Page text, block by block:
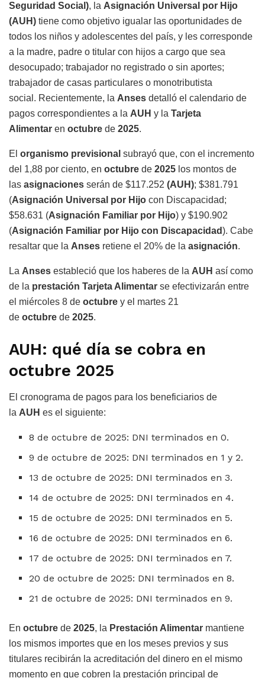
Seguridad Social), la Asignación Universal por Hijo
(AUH) tiene como objetivo igualar las oportunidades de
todos los niños y adolescentes del país, y les corresponde
a la madre, padre o titular con hijos a cargo que sea
desocupado; trabajador no registrado o sin aportes;
trabajador de casas particulares o monotributista
social. Recientemente, la Anses detalló el calendario de
pagos correspondientes a la AUH y la Tarjeta
Alimentar en octubre de 2025.
El organismo previsional subrayó que, con el incremento
del 1,88 por ciento, en octubre de 2025 los montos de
las asignaciones serán de $117.252 (AUH); $381.791
(Asignación Universal por Hijo con Discapacidad;
$58.631 (Asignación Familiar por Hijo) y $190.902
(Asignación Familiar por Hijo con Discapacidad). Cabe
resaltar que la Anses retiene el 20% de la asignación.
La Anses estableció que los haberes de la AUH así como
de la prestación Tarjeta Alimentar se efectivizarán entre
el miércoles 8 de octubre y el martes 21
de octubre de 2025.
AUH: qué día se cobra en
octubre 2025
El cronograma de pagos para los beneficiarios de
la AUH es el siguiente:
8 de octubre de 2025: DNI terminados en 0.
9 de octubre de 2025: DNI terminados en 1 y 2.
13 de octubre de 2025: DNI terminados en 3.
14 de octubre de 2025: DNI terminados en 4.
15 de octubre de 2025: DNI terminados en 5.
16 de octubre de 2025: DNI terminados en 6.
17 de octubre de 2025: DNI terminados en 7.
20 de octubre de 2025: DNI terminados en 8.
21 de octubre de 2025: DNI terminados en 9.
En octubre de 2025, la Prestación Alimentar mantiene
los mismos importes que en los meses previos y sus
titulares recibirán la acreditación del dinero en el mismo
momento en que cobren la prestación principal de